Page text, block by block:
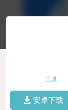
工具
安卓下载